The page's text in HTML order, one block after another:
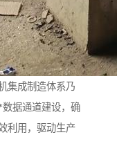
集成制造体系乃
据通道建设，确
利用，驱动生产